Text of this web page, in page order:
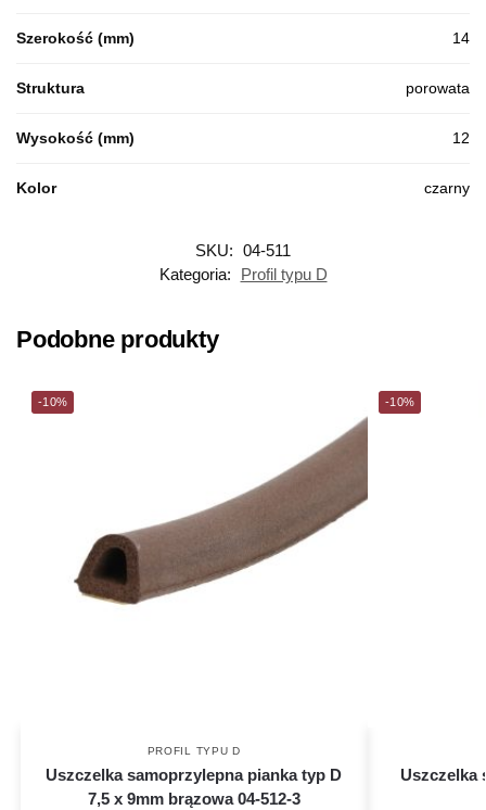
Szerokość (mm) 14
Struktura porowata
Wysokość (mm) 12
Kolor czarny
SKU: 04-511
Kategoria:
Profil typu D
Podobne produkty
-10%
PROFIL TYPU D
Uszczelka samoprzylepna pianka typ D
7,5 x 9mm brązowa 04-512-3
-10%
Uszczelka